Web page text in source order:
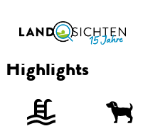
Highlights